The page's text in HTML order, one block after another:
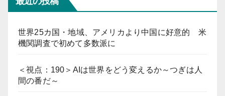
世界25カ国・地域、アメリカより中国に好意的 米
機関調査で初めて多数派に
＜視点：190＞AIは世界をどう変えるか～つぎは人
間の番だ～